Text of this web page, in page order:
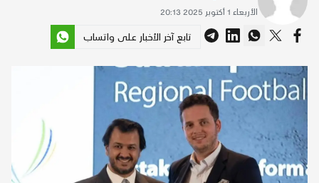
الأربعاء 1 أكتوبر 2025 20:13
تابع آخر الأخبار على واتساب